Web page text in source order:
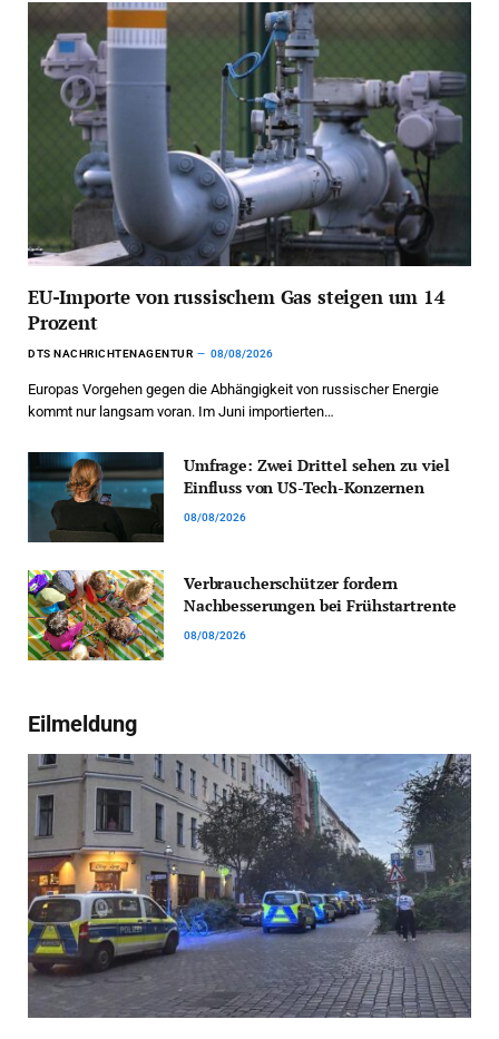
EU-Importe von russischem Gas steigen um 14
Prozent
DTS NACHRICHTENAGENTUR 08/08/2026
Europas Vorgehen gegen die Abhängigkeit von russischer Energie
kommt nur langsam voran. Im Juni importierten…
Umfrage: Zwei Drittel sehen zu viel
Einfluss von US-Tech-Konzernen
08/08/2026
Verbraucherschützer fordern
Nachbesserungen bei Frühstartrente
08/08/2026
Eilmeldung